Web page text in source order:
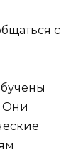
с
Они